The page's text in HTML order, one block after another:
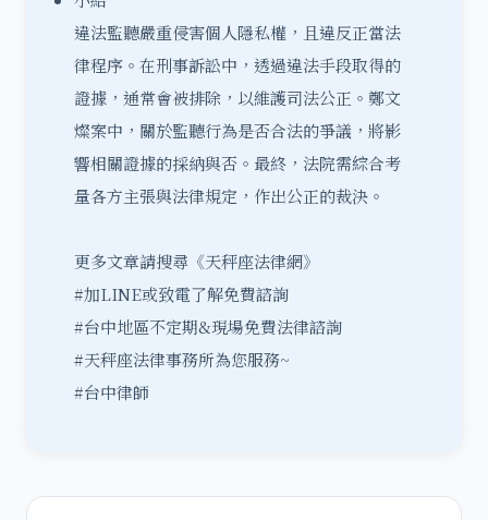
違法監聽嚴重侵害個人隱私權，且違反正當法
律程序。在刑事訴訟中，透過違法手段取得的
證據，通常會被排除，以維護司法公正。鄭文
燦案中，關於監聽行為是否合法的爭議，將影
響相關證據的採納與否。最終，法院需綜合考
量各方主張與法律規定，作出公正的裁決。
更多文章請搜尋《天秤座法律網》
#加LINE或致電了解免費諮詢
#台中地區不定期&現場免費法律諮詢
#天秤座法律事務所為您服務~
#台中律師